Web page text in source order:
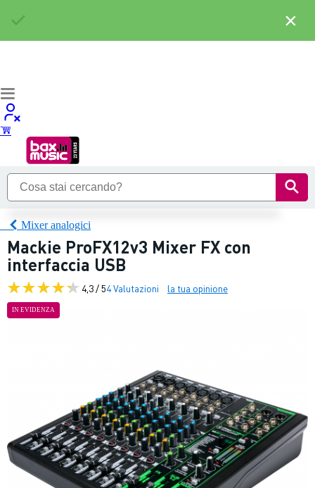
Mixer analogici
Mackie ProFX12v3 Mixer FX con
interfaccia USB
4,3 / 54 Valutazioni la tua opinione
IN EVIDENZA
×